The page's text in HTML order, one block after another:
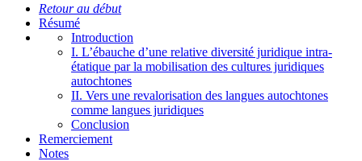
Retour au début
Résumé
Introduction
I. L’ébauche d’une relative diversité juridique intra-
étatique par la mobilisation des cultures juridiques
autochtones
II. Vers une revalorisation des langues autochtones
comme langues juridiques
Conclusion
Remerciement
Notes